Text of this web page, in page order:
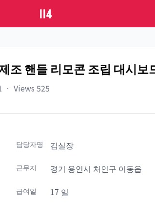
조 핸들 리모콘 조립 대시보
ㆍ Views 525
담당자명 김실장
근무지 경기 용인시 처인구 이동읍
급여일 17 일